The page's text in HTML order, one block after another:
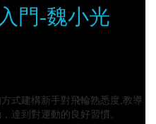
門-魏小光
式建構新手對飛輪熟悉度,教導
達到對運動的良好習慣。